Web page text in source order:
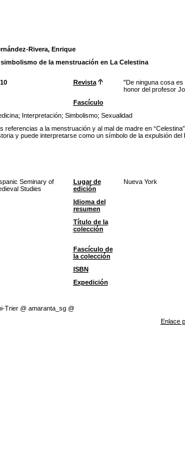
Rivera, Enrique
simbolismo de la menstruación en La Celestina
Revista
"De ninguna cosa
honor del profesor
Fascículo
; Interpretación; Simbolismo; Sexualidad
referencias a la menstruación y al mal de madre en
y puede interpretarse como un símbolo de la expulsión del
Seminary of
Studies
Lugar de
edición
Nueva York
Idioma del
resumen
Título de la
colección
Fascículo de
la colección
ISBN
Expedición
Trier @ amaranta_sg @
Enlace